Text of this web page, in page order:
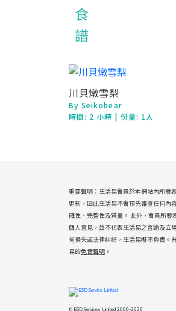
川貝燉雪梨
By Seikobear
時間: 2 小時 | 份量: 1人
重要聲明：生活易會員於本網站內所發
更新，因此生活易不會預先審查任何內
確性、完整性及質量。 此外，會員所發
個人意見，並不代表生活易之言論及立
何損失或法律糾紛，生活易概不負責。
易的免責聲明 。
© ESD Services Limited 2000-2026